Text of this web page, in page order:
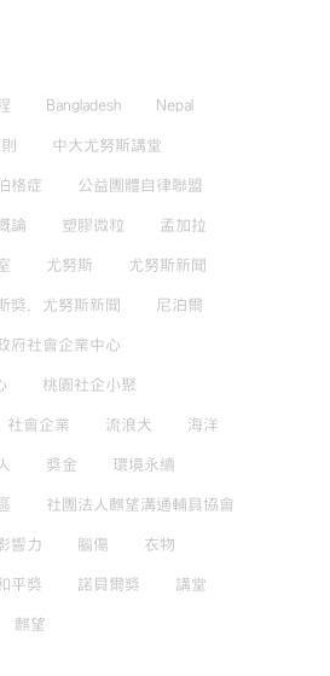
Bangladesh Nepal
中大尤努斯講堂
格症 公益團體自律聯盟
論 塑膠微粒 孟加拉
尤努斯 尤努斯新聞
獎，尤努斯新聞 尼泊爾
府社會企業中心
桃園社企小聚
社會企業 流浪犬 海洋
獎金 環境永續
社團法人麒望溝通輔具協會
響力 腦傷 衣物
平獎 諾貝爾獎 講堂
麒望